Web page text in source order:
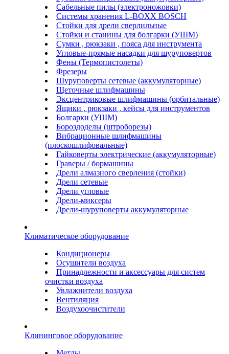
Сабельные пилы (электроножовки)
Системы хранения L-BOXX BOSCH
Стойки для дрели сверлильные
Стойки и станины для болгарки (УШМ)
Сумки , рюкзаки , пояса для инструмента
Угловые-прямые насадки для шуруповертов
Фены (Термопистолеты)
Фрезеры
Шуруповерты сетевые (аккумуляторные)
Щеточные шлифмашины
Эксцентриковые шлифмашины (орбитальные)
Ящики , рюкзаки , кейсы для инструментов
Болгарки (УШМ)
Бороздоделы (штроборезы)
Вибрационные шлифмашины
(плоскошлифовальные)
Гайковерты электрические (аккумуляторные)
Граверы / бормашины
Дрели алмазного сверления (стойки)
Дрели сетевые
Дрели угловые
Дрели-миксеры
Дрели-шуруповерты аккумуляторные
Климатическое оборудование
Кондиционеры
Осушители воздуха
Принадлежности и аксессуары для систем
очистки воздуха
Увлажнители воздуха
Вентиляция
Воздухоочистители
Клининговое оборудование